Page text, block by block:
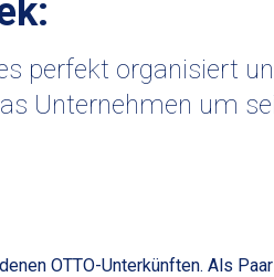
perfekt organisiert
Unternehmen um
OTTO-Unterkünften. Als